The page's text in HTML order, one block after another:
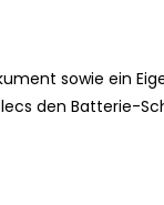
sowie ein
den Batterie-